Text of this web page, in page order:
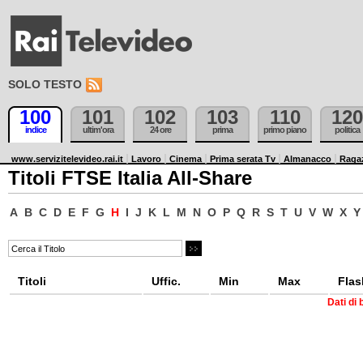
SOLO TESTO
100
indice
101
ultim'ora
102
24 ore
103
prima
110
primo piano
120
politica
www.servizitelevideo.rai.it Lavoro Cinema Prima serata Tv Almanacco
Titoli FTSE Italia All-Share
A B C D E F G H I J K L M N O P Q R S T U V W X Y
Titoli Uffic. Min Max
Dati di